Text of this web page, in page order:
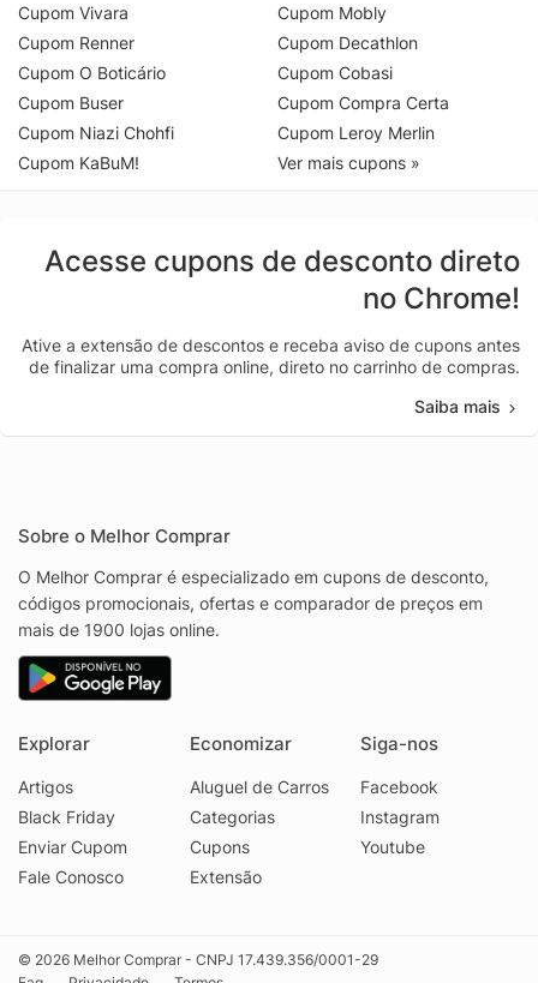
Cupom Vivara
Cupom Renner
Cupom O Boticário
Cupom Buser
Cupom Niazi Chohfi
Cupom KaBuM!
Cupom Mobly
Cupom Decathlon
Cupom Cobasi
Cupom Compra Certa
Cupom Leroy Merlin
Ver mais cupons »
Acesse cupons de desconto direto
no Chrome!
Ative a extensão de descontos e receba aviso de cupons antes
de finalizar uma compra online, direto no carrinho de compras.
Saiba mais
Sobre o Melhor Comprar
O Melhor Comprar é especializado em cupons de desconto,
códigos promocionais, ofertas e comparador de preços em
mais de 1900 lojas online.
Explorar
Artigos
Black Friday
Enviar Cupom
Fale Conosco
Economizar
Aluguel de Carros
Categorias
Cupons
Extensão
Siga-nos
Facebook
Instagram
Youtube
© 2026 Melhor Comprar - CNPJ 17.439.356/0001-29